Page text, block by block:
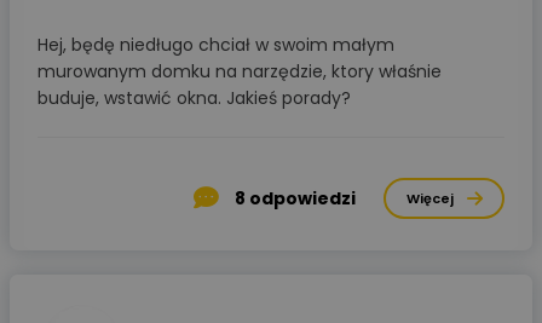
Hej, będę niedługo chciał w swoim małym
murowanym domku na narzędzie, ktory właśnie
buduje, wstawić okna. Jakieś porady?
8 odpowiedzi Więcej